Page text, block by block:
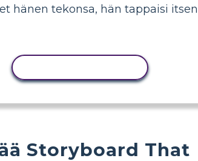
hänen tekonsa, hän tappaisi
Storyboard That